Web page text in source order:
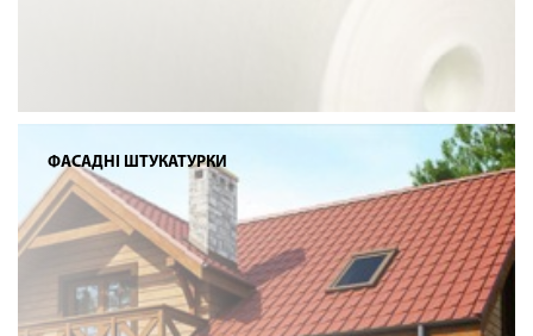
ФАСАДНІ ШТУКАТУРКИ